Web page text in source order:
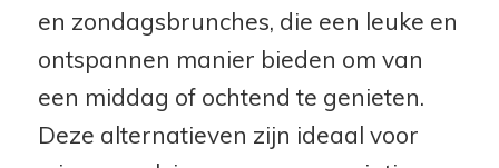
en zondagsbrunches, die een leuke en
ontspannen manier bieden om van
een middag of ochtend te genieten.
Deze alternatieven zijn ideaal voor